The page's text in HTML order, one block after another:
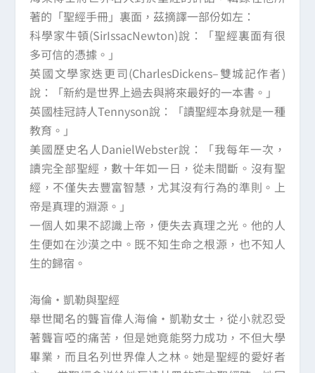
著的「聖經手冊」裏面，茲摘譯一部份如左：
科學家牛頓(SirIssacNewton)說：「聖經裏面有很
多可信的憑據。」
英國文學家迭更司(CharlesDickens–雙城記作者)
說：「新約是世界上過去與將來最好的一本書。」
英國桂冠詩人Tennyson說：「讀聖經本身就是一種
教育。」
美國歷史名人DanielWebster說：「我每年一次，
讀完全部聖經，數十年如一日，從未間斷。沒有聖
經，不僅失去豐富智慧，尤其沒有行為的準則。上
帝是真理的淵源。」
一個人如果不認識上帝，便失去真理之光。他的人
生便如在沙漠之中。既不知生命之根源，也不知人
生的歸宿。
海倫·凱勒與聖經
舉世聞名的聾盲偉人海倫·凱勒女士，從小就忍受
著聾盲啞的痛苦，但是她竟能努力成功，不但大學
畢業，而且名列世界偉人之林。她是聖經的愛好者